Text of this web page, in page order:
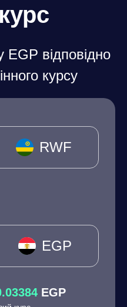
EGP відповідно
курсу
RWF
EGP
EGP